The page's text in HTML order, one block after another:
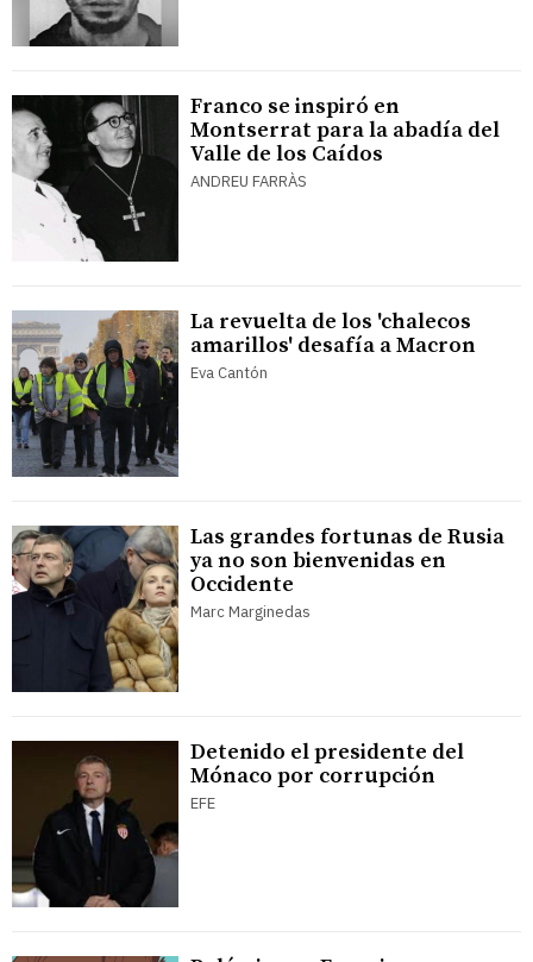
Franco se inspiró en
Montserrat para la abadía del
Valle de los Caídos
ANDREU FARRÀS
La revuelta de los 'chalecos
amarillos' desafía a Macron
Eva Cantón
Las grandes fortunas de Rusia
ya no son bienvenidas en
Occidente
Marc Marginedas
Detenido el presidente del
Mónaco por corrupción
EFE